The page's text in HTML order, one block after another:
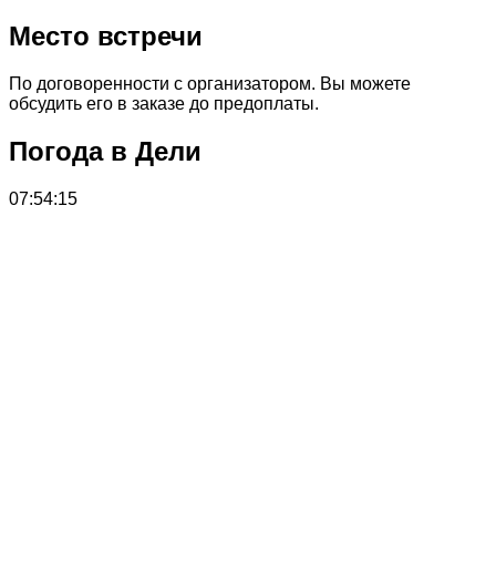
Место встречи
По договоренности с организатором. Вы можете
обсудить его в заказе до предоплаты.
Погода в Дели
07:54:15